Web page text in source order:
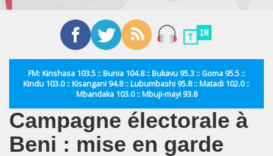
FM: Kinshasa 103.5 :: Bunia 104.8 :: Bukavu 95.3 :: Goma 95.5 ::
Kindu 103.0 :: Kisangani 94.8 :: Lubumbashi 95.8 :: Matadi 102.0 ::
Mbandaka 103.0 :: Mbuji-mayi 93.8
Campagne électorale à
Beni : mise en garde